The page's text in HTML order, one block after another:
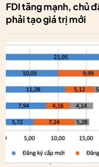
FDI tăng mạnh, chủ
phải tạo giá trị mới